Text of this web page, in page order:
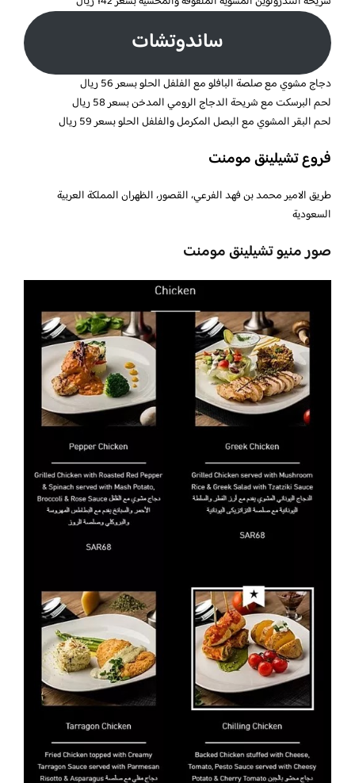
ساندوتشات
دجاج مشوي مع صلصة البافلو مع الفلفل الحلو بسعر 56 ريال
لحم البرسكت مع شريحة الدجاج الرومي المدخن بسعر 58 ريال
لحم البقر المشوي مع البصل المكرمل والفلفل الحلو بسعر 59 ريال
فروع تشيلينق مومنت
طريق الامير محمد بن فهد الفرعي، القصور، الظهران المملكة العربية
السعودية
صور منيو تشيلينق مومنت